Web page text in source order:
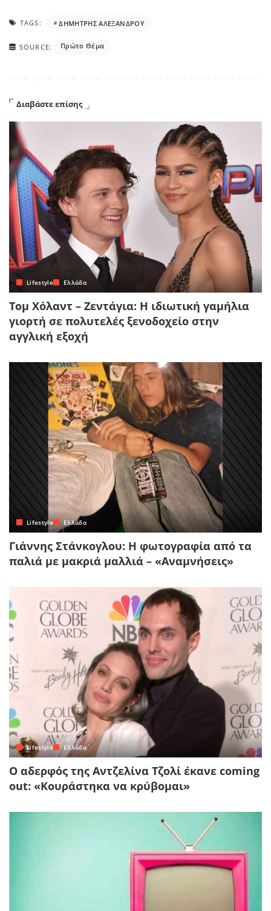
TAGS: ΔΗΜΗΤΡΗΣ ΑΛΕΞΑΝΔΡΟΥ
SOURCE: Πρώτο Θέμα
Διαβάστε επίσης
Lifestyle Ελλάδα
Τομ Χόλαντ – Ζεντάγια: Η ιδιωτική γαμήλια
γιορτή σε πολυτελές ξενοδοχείο στην
αγγλική εξοχή
Lifestyle Ελλάδα
Γιάννης Στάνκογλου: Η φωτογραφία από τα
παλιά με μακριά μαλλιά – «Αναμνήσεις»
Lifestyle Ελλάδα
Ο αδερφός της Αντζελίνα Τζολί έκανε coming
out: «Κουράστηκα να κρύβομαι»